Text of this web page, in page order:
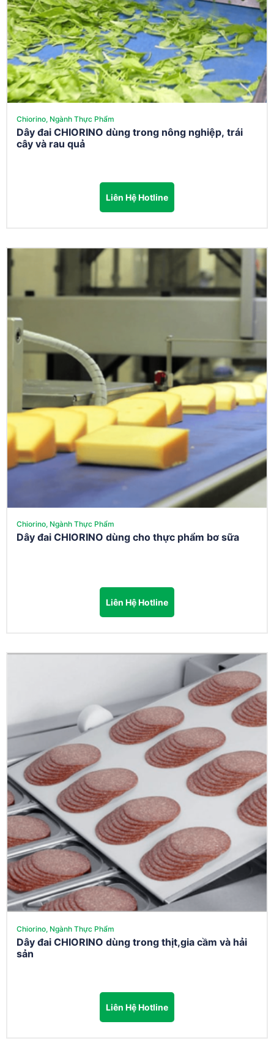
Chiorino, Ngành Thực Phẩm
Dây đai CHIORINO dùng trong nông nghiệp, trái
cây và rau quả
Liên Hệ Hotline
Chiorino, Ngành Thực Phẩm
Dây đai CHIORINO dùng cho thực phẩm bơ sữa
Liên Hệ Hotline
Chiorino, Ngành Thực Phẩm
Dây đai CHIORINO dùng trong thịt,gia cầm và hải
sản
Liên Hệ Hotline